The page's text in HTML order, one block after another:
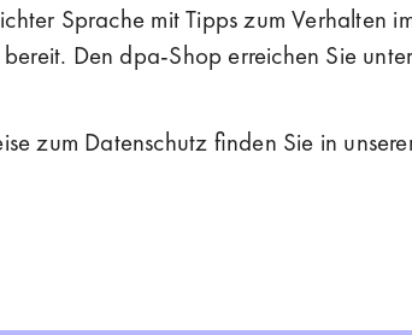
Sprache mit Tipps zum Verhalten
bereit. Den dpa-Shop erreichen Sie unter
zum Datenschutz finden Sie in